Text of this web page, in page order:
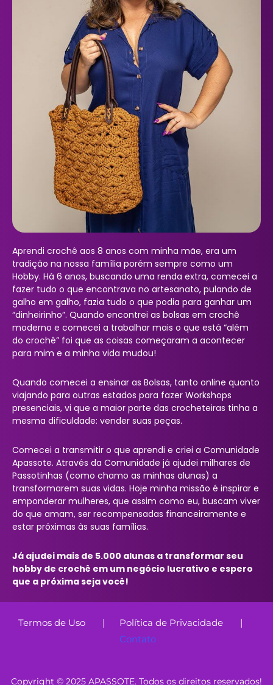
Aprendi crochê aos 8 anos com minha mãe, era um
tradição na nossa família porém sempre como um
Hobby. Há 6 anos, buscando uma renda extra, comecei a
fazer tudo o que encontrava no artesanato, pulando de
galho em galho, fazia tudo o que podia para ganhar um
“dinheirinho”. Quando encontrei as bolsas em crochê
moderno e comecei a trabalhar mais o que está “além
do crochê” foi que as coisas começaram a acontecer
para mim e a minha vida mudou!
Quando comecei a ensinar as Bolsas, tanto online quanto
viajando para outras estados para fazer Workshops
presenciais, vi que a maior parte das crocheteiras tinha a
mesma dificuldade: vender suas peças.
Comecei a transmitir o que aprendi e criei a Comunidade
Apassote. Através da Comunidade já ajudei milhares de
Passotinhas (como chamo as minhas alunas) a
transformarem suas vidas. Hoje minha missão é inspirar e
emponderar mulheres, que assim como eu, buscam viver
do que amam, ser recompensadas financeiramente e
estar próximas às suas famílias.
Já ajudei mais de 5.000 alunas a transformar seu
hobby de crochê em um negócio lucrativo e espero
que a próxima seja você!
Termos de Uso | Política de Privacidade |
Contato
Copyright © 2025 APASSOTE. Todos os direitos reservados!